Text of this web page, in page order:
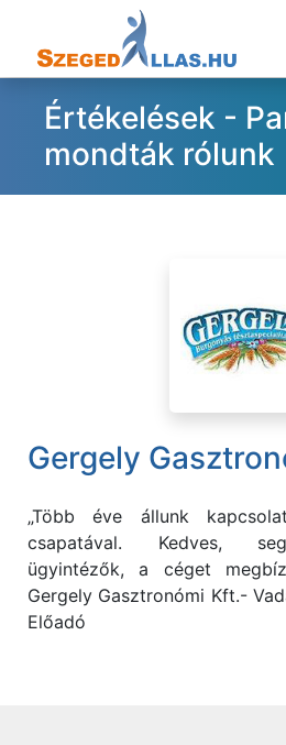
Értékelések -
mondták rólunk
Gergely
„Több éve állunk
csapatával. Kedves,
ügyintézők, a céget
Gergely Gasztronómi Kft.-
Előadó